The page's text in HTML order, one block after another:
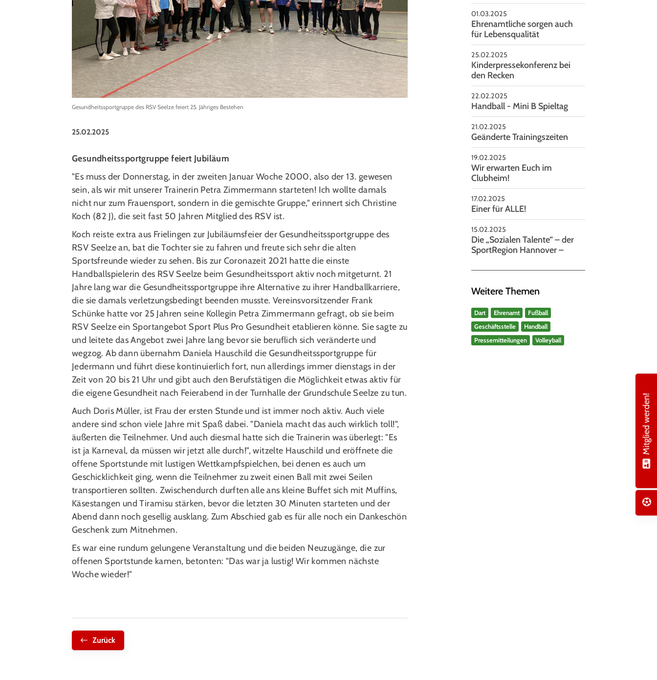
Gesundheitssportgruppe des RSV Seelze feiert 25. Jähriges Bestehen
25.02.2025
Gesundheitssportgruppe feiert Jubiläum
"Es muss der Donnerstag, in der zweiten Januar Woche 2000, also der 13. gewesen
sein, als wir mit unserer Trainerin Petra Zimmermann starteten! Ich wollte damals
nicht nur zum Frauensport, sondern in die gemischte Gruppe," erinnert sich Christine
Koch (82 J), die seit fast 50 Jahren Mitglied des RSV ist.
Koch reiste extra aus Frielingen zur Jubiläumsfeier der Gesundheitssportgruppe des
RSV Seelze an, bat die Tochter sie zu fahren und freute sich sehr die alten
Sportsfreunde wieder zu sehen. Bis zur Coronazeit 2021 hatte die einste
Handballspielerin des RSV Seelze beim Gesundheitssport aktiv noch mitgeturnt. 21
Jahre lang war die Gesundheitssportgruppe ihre Alternative zu ihrer Handballkarriere,
die sie damals verletzungsbedingt beenden musste. Vereinsvorsitzender Frank
Schünke hatte vor 25 Jahren seine Kollegin Petra Zimmermann gefragt, ob sie beim
RSV Seelze ein Sportangebot Sport Plus Pro Gesundheit etablieren könne. Sie sagte zu
und leitete das Angebot zwei Jahre lang bevor sie beruflich sich veränderte und
wegzog. Ab dann übernahm Daniela Hauschild die Gesundheitssportgruppe für
Jedermann und führt diese kontinuierlich fort, nun allerdings immer dienstags in der
Zeit von 20 bis 21 Uhr und gibt auch den Berufstätigen die Möglichkeit etwas aktiv für
die eigene Gesundheit nach Feierabend in der Turnhalle der Grundschule Seelze zu tun.
Auch Doris Müller, ist Frau der ersten Stunde und ist immer noch aktiv. Auch viele
andere sind schon viele Jahre mit Spaß dabei. "Daniela macht das auch wirklich toll!",
äußerten die Teilnehmer. Und auch diesmal hatte sich die Trainerin was überlegt: "Es
ist ja Karneval, da müssen wir jetzt alle durch!", witzelte Hauschild und eröffnete die
offene Sportstunde mit lustigen Wettkampfspielchen, bei denen es auch um
Geschicklichkeit ging, wenn die Teilnehmer zu zweit einen Ball mit zwei Seilen
transportieren sollten. Zwischendurch durften alle ans kleine Buffet sich mit Muffins,
Käsestangen und Tiramisu stärken, bevor die letzten 30 Minuten starteten und der
Abend dann noch gesellig ausklang. Zum Abschied gab es für alle noch ein Dankeschön
Geschenk zum Mitnehmen.
Es war eine rundum gelungene Veranstaltung und die beiden Neuzugänge, die zur
offenen Sportstunde kamen, betonten: "Das war ja lustig! Wir kommen nächste
Woche wieder!"
Zurück
01.03.2025
Ehrenamtliche sorgen auch
für Lebensqualität
25.02.2025
Kinderpressekonferenz bei
den Recken
22.02.2025
Handball - Mini B Spieltag
21.02.2025
Geänderte Trainingszeiten
19.02.2025
Wir erwarten Euch im
Clubheim!
17.02.2025
Einer für ALLE!
15.02.2025
Die „Sozialen Talente“ – der
SportRegion Hannover –
Weitere Themen
Dart Ehrenamt
Fußball
Geschäftsstelle
Handball
Pressemitteilungen
Volleyball
Mitglied werden!